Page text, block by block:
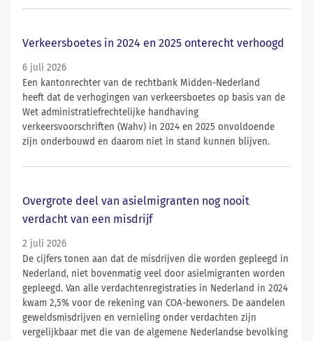
Verkeersboetes in 2024 en 2025 onterecht verhoogd
6 juli 2026
Een kantonrechter van de rechtbank Midden-Nederland
heeft dat de verhogingen van verkeersboetes op basis van de
Wet administratiefrechtelijke handhaving
verkeersvoorschriften (Wahv) in 2024 en 2025 onvoldoende
zijn onderbouwd en daarom niet in stand kunnen blijven.
Overgrote deel van asielmigranten nog nooit
verdacht van een misdrijf
2 juli 2026
De cijfers tonen aan dat de misdrijven die worden gepleegd in
Nederland, niet bovenmatig veel door asielmigranten worden
gepleegd. Van alle verdachtenregistraties in Nederland in 2024
kwam 2,5% voor de rekening van COA-bewoners. De aandelen
geweldsmisdrijven en vernieling onder verdachten zijn
vergelijkbaar met die van de algemene Nederlandse bevolking